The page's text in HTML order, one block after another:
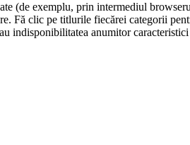
(de exemplu, prin intermediul
Fă clic pe titlurile fiecărei categorii
indisponibilitatea anumitor